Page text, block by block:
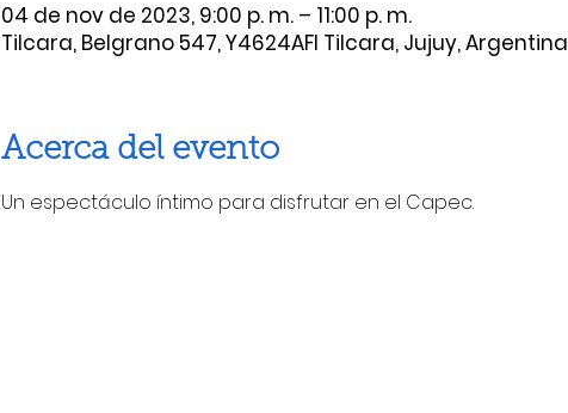
04 de nov de 2023, 9:00 p. m. – 11:00 p. m.
Tilcara, Belgrano 547, Y4624AFI Tilcara, Jujuy, Argentina
Acerca del evento
Un espectáculo íntimo para disfrutar en el Capec.